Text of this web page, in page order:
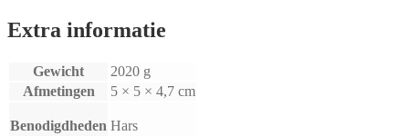
Extra informatie
Gewicht
2020 g
Afmetingen
5 × 5 × 4,7 cm
Benodigdheden Hars